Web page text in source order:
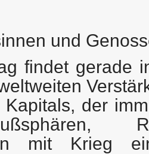
und
findet gerade
Kapitals, der
mit Krieg